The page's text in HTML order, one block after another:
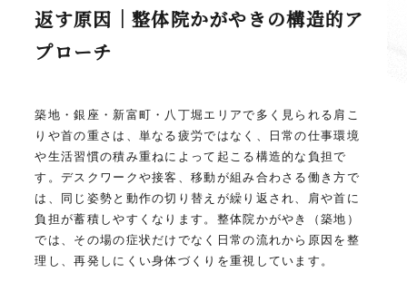
返す原因｜整体院かがやきの構造的ア
プローチ
築地・銀座・新富町・八丁堀エリアで多く見られる肩こ
りや首の重さは、単なる疲労ではなく、日常の仕事環境
や生活習慣の積み重ねによって起こる構造的な負担で
す。デスクワークや接客、移動が組み合わさる働き方で
は、同じ姿勢と動作の切り替えが繰り返され、肩や首に
負担が蓄積しやすくなります。整体院かがやき（築地）
では、その場の症状だけでなく日常の流れから原因を整
理し、再発しにくい身体づくりを重視しています。